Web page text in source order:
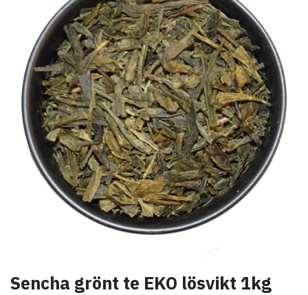
Sencha grönt te EKO lösvikt 1kg